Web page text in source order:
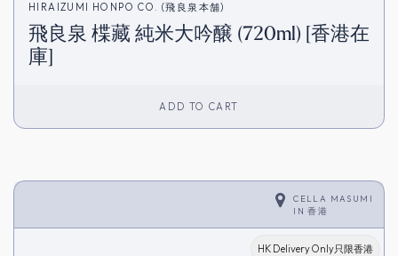
HIRAIZUMI HONPO CO. (飛良泉本舗)
飛良泉 楪藏 純米大吟醸 (720ml) [香港在
庫]
ADD TO CART
CELLA MASUMI
IN香港
HK Delivery Only只限香港